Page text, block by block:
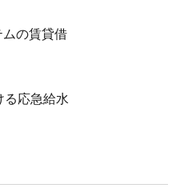
の賃貸借
る応急給水